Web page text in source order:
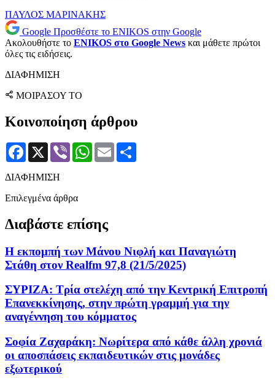
ΠΑΥΛΟΣ ΜΑΡΙΝΑΚΗΣ
Google Προσθέστε το ENIKOS στην Google
Ακολουθήστε το ENIKOS στο Google News και μάθετε πρώτοι
όλες τις ειδήσεις.
ΔΙΑΦΗΜΙΣΗ
ΜΟΙΡΑΣΟΥ ΤΟ
Κοινοποίηση άρθρου
Facebook
X Viber WhatsApp
Email
ΔΙΑΦΗΜΙΣΗ
Επιλεγμένα άρθρα
Διαβάστε επίσης
Η εκπομπή των Μάνου Νιφλή και Παναγιώτη
Στάθη στον Realfm 97,8 (21/5/2025)
ΣΥΡΙΖΑ: Τρία στελέχη από την Κεντρική Επιτροπή
Επανεκκίνησης, στην πρώτη γραμμή για την
αναγέννηση του κόμματος
Σοφία Ζαχαράκη: Νωρίτερα από κάθε άλλη χρονιά
οι αποσπάσεις εκπαιδευτικών στις μονάδες
εξωτερικού